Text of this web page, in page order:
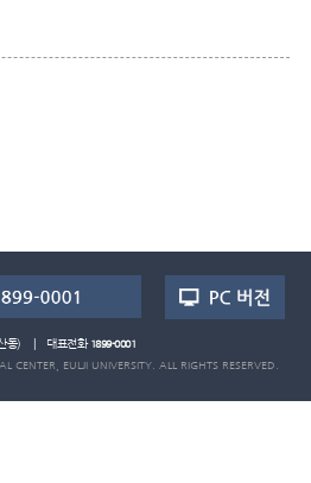
산동) | 대표전화1899-0001
CENTER, EULJI UNIVERSITY. ALL RIGHTS RESERVED.